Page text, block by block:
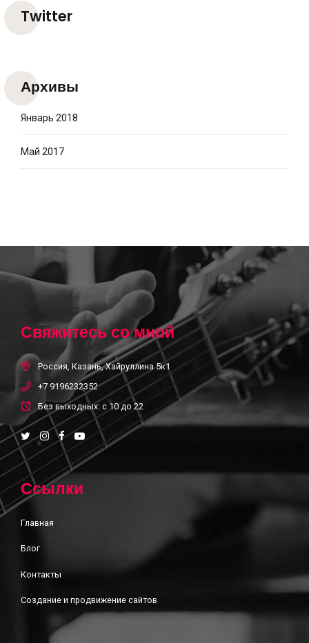
Twitter
Архивы
Январь 2018
Май 2017
Свяжитесь со мной
Россия, Казань, Хайруллина 5к1
+7 9196232352
Без выходных: с 10 до 22
Ссылки
Главная
Блог
Контакты
Создание и продвижение сайтов